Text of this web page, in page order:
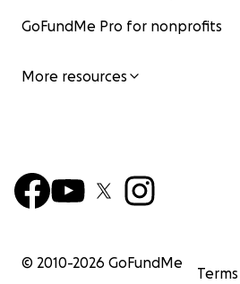
GoFundMe Pro for nonprofits
More resources
© 2010-2026 GoFundMe
Terms